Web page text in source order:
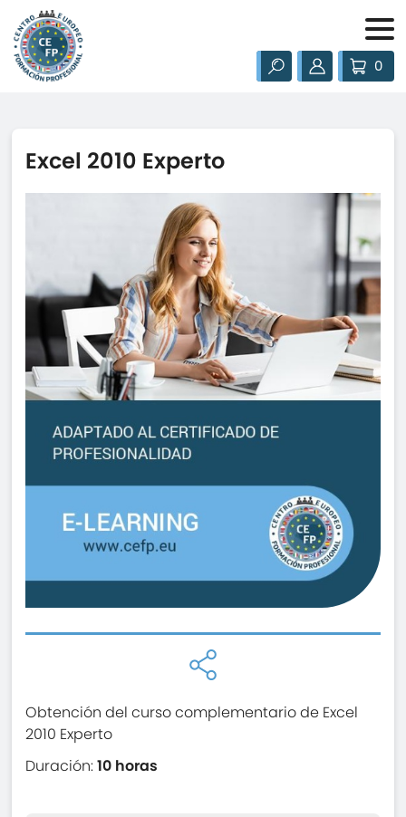
0
Excel 2010 Experto
Obtención del curso complementario de Excel
2010 Experto
Duración:10 horas